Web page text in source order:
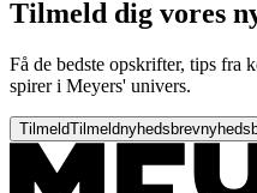
Tilmeld dig vores
Få de bedste opskrifter, tips fra
spirer i Meyers' univers.
TilmeldTilmeldnyhedsbrev